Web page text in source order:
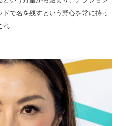
で名を残すという野心を常に持っ
れ…